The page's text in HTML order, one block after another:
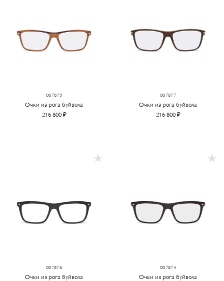
007879
Очки из рога буйвола
216 800 ₽
007877
Очки из рога буйвола
216 800 ₽
007876
Очки из рога буйвола
007874
Очки из рога буйвола